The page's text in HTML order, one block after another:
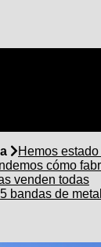
Hemos
cómo
venden todas
5 bandas de